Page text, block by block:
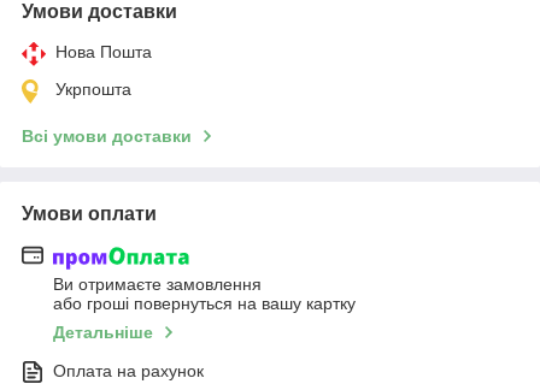
Умови доставки
Нова Пошта
Укрпошта
Всі умови доставки
Умови оплати
Ви отримаєте замовлення
або гроші повернуться на вашу картку
Детальніше
Оплата на рахунок